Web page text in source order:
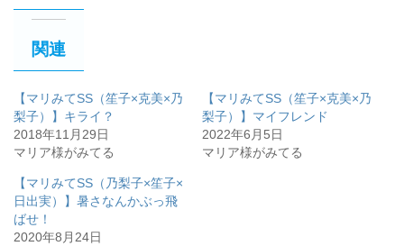
関連
【マリみてSS（笙子×克美×乃
梨子）】キライ？
2018年11月29日
マリア様がみてる
【マリみてSS（笙子×克美×乃
梨子）】マイフレンド
2022年6月5日
マリア様がみてる
【マリみてSS（乃梨子×笙子×
日出実）】暑さなんかぶっ飛
ばせ！
2020年8月24日